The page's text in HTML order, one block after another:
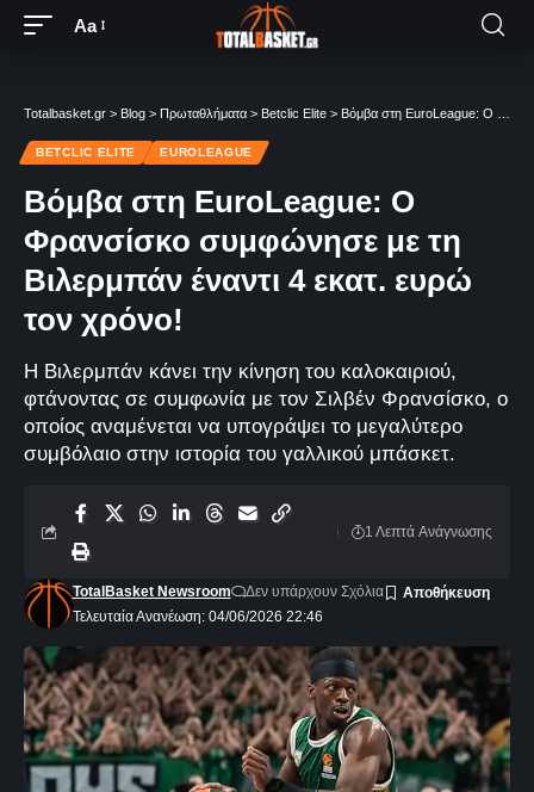
Aa
Totalbasket.gr > Blog > Πρωταθλήματα > Betclic Elite > Βόμβα στη EuroLeague: Ο Φρανσίσκο συμφώνησε με τη Βιλερμπάν έναντι 4 εκατ. ευρώ τον χρόνο!
BETCLIC ELITE EUROLEAGUE
Βόμβα στη EuroLeague: Ο
Φρανσίσκο συμφώνησε με τη
Βιλερμπάν έναντι 4 εκατ. ευρώ
τον χρόνο!
Η Βιλερμπάν κάνει την κίνηση του καλοκαιριού,
φτάνοντας σε συμφωνία με τον Σιλβέν Φρανσίσκο, ο
οποίος αναμένεται να υπογράψει το μεγαλύτερο
συμβόλαιο στην ιστορία του γαλλικού μπάσκετ.
Τελευταία Ανανέωση: 04/06/2026 22:46
TotalBasket Newsroom Δεν υπάρχουν Σχόλια
1 Λεπτά Aνάγνωσης